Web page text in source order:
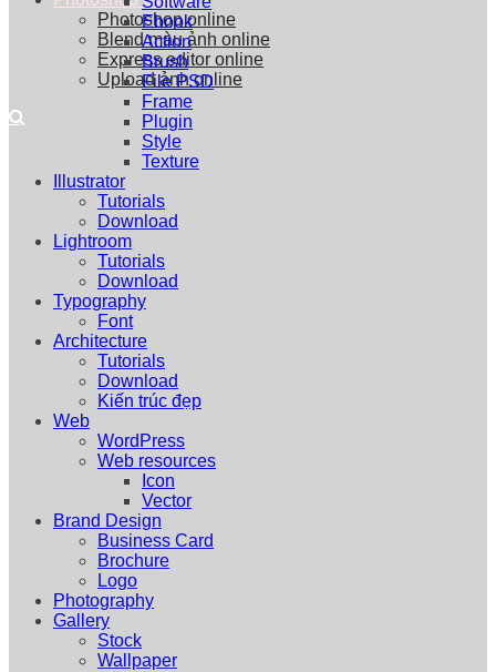
Photoshop online
Blend màu ảnh online
Express editor online
Upload ảnh online
Ebook
Action
Brush
File PSD
Frame
Plugin
Style
Texture
Illustrator
Tutorials
Download
Lightroom
Tutorials
Download
Typography
Font
Architecture
Tutorials
Download
Kiến trúc đẹp
Web
WordPress
Web resources
Icon
Vector
Brand Design
Business Card
Brochure
Logo
Photography
Gallery
Stock
Wallpaper